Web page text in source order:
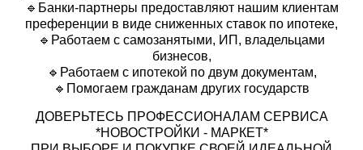
🔹Банки-партнеры предоставляют нашим клиентам
преференции в виде сниженных ставок по ипотеке,
🔹Работаем с самозанятыми, ИП, владельцами
бизнесов,
🔹Работаем с ипотекой по двум документам,
🔹Помогаем гражданам других государств
ДОВЕРЬТЕСЬ ПРОФЕССИОНАЛАМ СЕРВИСА
*НОВОСТРОЙКИ - МАРКЕТ*